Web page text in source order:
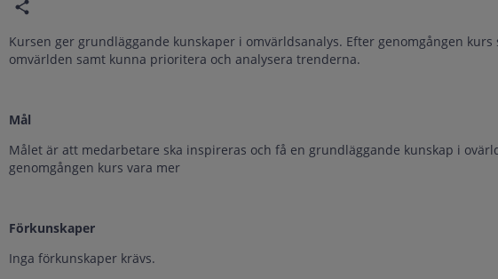
Kursen ger grundläggande kunskaper i omvärldsanalys. Efter genomgången
omvärlden samt kunna prioritera och analysera trenderna.
Mål
Målet är att medarbetare ska inspireras och få en grundläggande kunskap i
genomgången kurs vara mer
Förkunskaper
​​Inga förkunskaper krävs.​